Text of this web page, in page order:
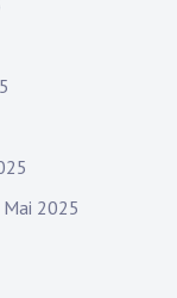
Mai 2025